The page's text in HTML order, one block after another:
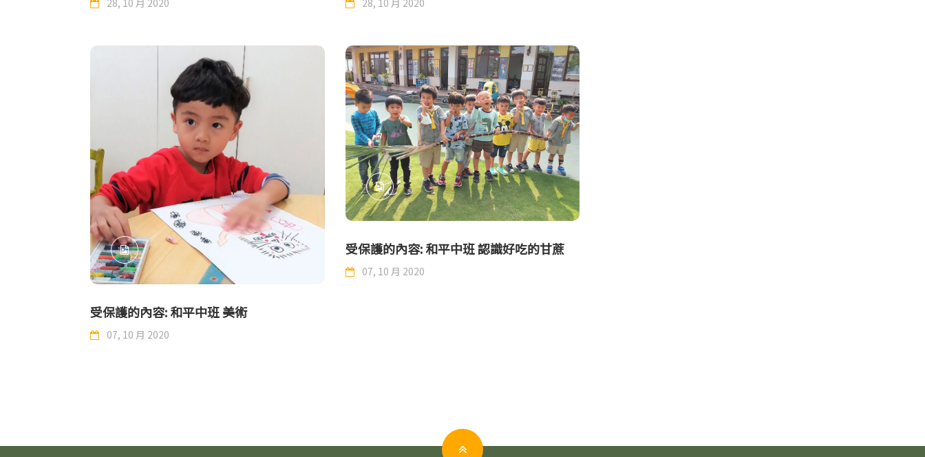
受保護的內容: 和平中班 美術
07, 10 月 2020
受保護的內容: 和平中班 認識好吃的甘蔗
07, 10 月 2020